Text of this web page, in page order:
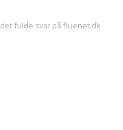
fulde svar på fluenet.dk